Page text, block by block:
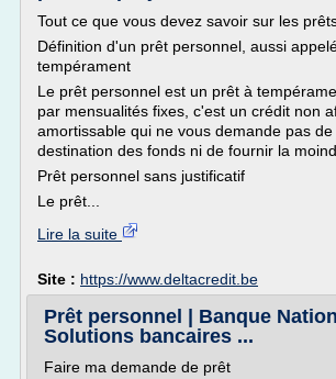
Tout ce que vous devez savoir sur les
Définition d'un prêt personnel, aussi
tempérament
Le prêt personnel est un prêt à
par mensualités fixes, c'est un crédit non
amortissable qui ne vous demande pas de
destination des fonds ni de fournir la
Prêt personnel sans justificatif
Le prêt...
Lire la suite
Site : https://www.deltacredit.be
Prêt personnel | Banque
Solutions bancaires ...
Faire ma demande de prêt